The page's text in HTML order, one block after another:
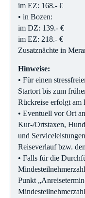
im EZ: 168.- €
• in Bozen:
im DZ: 139.- €
im EZ: 218.- €
Zusatznächte in
Hinweise:
• Für einen
Startort bis zum
Rückreise erfolgt am
• Eventuell vor Ort
Kur-/Ortstaxen,
und
Reiseverlauf bzw.
• Falls für die
Punkt